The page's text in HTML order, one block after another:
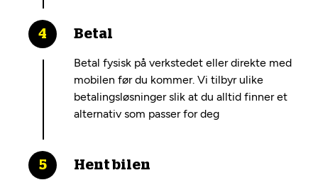
Betal
Betal fysisk på verkstedet eller direkte med
mobilen før du kommer. Vi tilbyr ulike
betalingsløsninger slik at du alltid finner et
alternativ som passer for deg
Hent bilen